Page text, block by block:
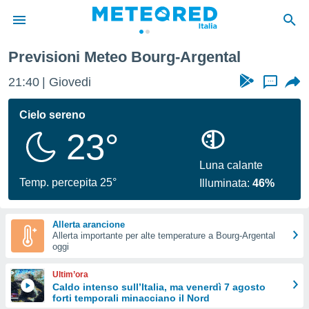
di
per
le
di
Web
le
Previsioni Meteo Bourg-Argental
21:40 Giovedi ...
Cielo sereno
23°
Temp. percepita 25°
Luna calante
Illuminata:46%
Allerta arancione
Allerta importante per alte temperature a Bourg-Argental
oggi
Ultim’ora
Caldo intenso sull’Italia, ma venerdì 7 agosto
forti temporali minacciano il Nord